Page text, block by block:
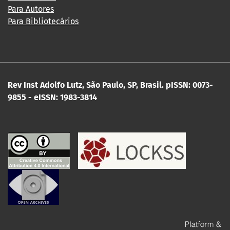
Para Autores
Para Bibliotecários
Rev Inst Adolfo Lutz, São Paulo, SP, Brasil. pISSN: 0073-
9855 - eISSN: 1983-3814